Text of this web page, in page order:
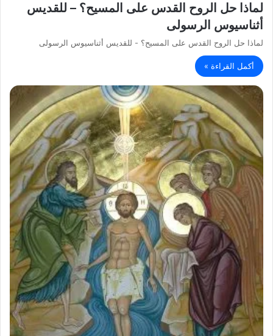
لماذا حل الروح القدس على المسيح؟ – للقديس
أثناسيوس الرسولى
لماذا حل الروح القدس على المسيح؟ - للقديس أثناسيوس الرسولى
أكمل القراءة »